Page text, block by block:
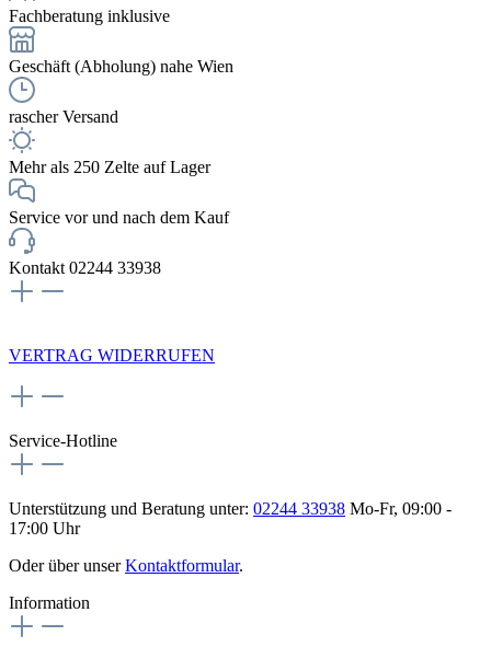
Fachberatung inklusive
Geschäft (Abholung) nahe Wien
rascher Versand
Mehr als 250 Zelte auf Lager
Service vor und nach dem Kauf
Kontakt 02244 33938
VERTRAG WIDERRUFEN
Service-Hotline
Unterstützung und Beratung unter: 02244 33938 Mo-Fr, 09:00 -
17:00 Uhr
Oder über unserKontaktformular.
Information